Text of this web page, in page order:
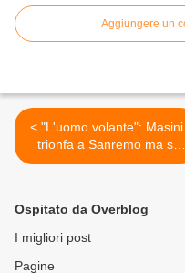
Aggiungere un
< "L'uomo volante": Masini
trionfa a Sanremo ma si
"gioca" il trofeo
Ospitato da Overblog
I migliori post
Pagine